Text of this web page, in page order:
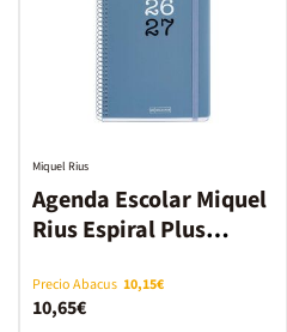
Agenda Escolar Miquel
Rius Espiral Plus
2026-2027 Azul
Miquel Rius
Precio Abacus 10,15€
10,65€